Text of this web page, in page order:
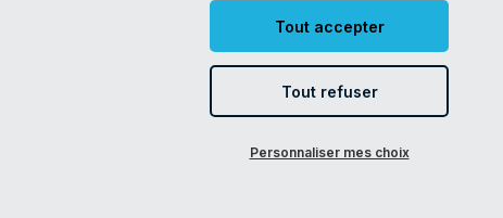
Tout accepter
Tout refuser
Personnaliser mes choix